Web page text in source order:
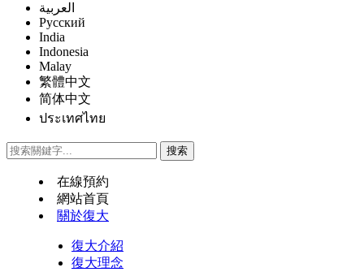
العربية
Русский
India
Indonesia
Malay
繁體中文
简体中文
ประเทศไทย
在線預約
網站首頁
關於復大
復大介紹
復大理念